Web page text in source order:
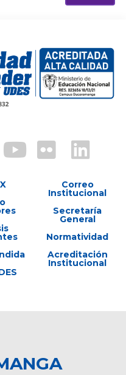
Correo
Institucional
Secretaría
General
Normatividad
Acreditación
Institucional